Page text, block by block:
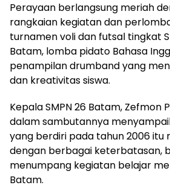
Perayaan berlangsung meriah
rangkaian kegiatan dan
turnamen voli dan futsal tingkat
Batam, lomba pidato Bahasa
penampilan drumband yang
dan kreativitas siswa.
Kepala SMPN 26 Batam, Zefmon
dalam sambutannya
yang berdiri pada tahun 2006 itu
dengan berbagai keterbatasan,
menumpang kegiatan belajar
Batam.